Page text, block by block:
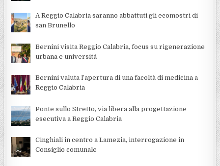
A Reggio Calabria saranno abbattuti gli ecomostri di
san Brunello
Bernini visita Reggio Calabria, focus su rigenerazione
urbana e universitá
Bernini valuta l’apertura di una facoltà di medicina a
Reggio Calabria
Ponte sullo Stretto, via libera alla progettazione
esecutiva a Reggio Calabria
Cinghiali in centro a Lamezia, interrogazione in
Consiglio comunale